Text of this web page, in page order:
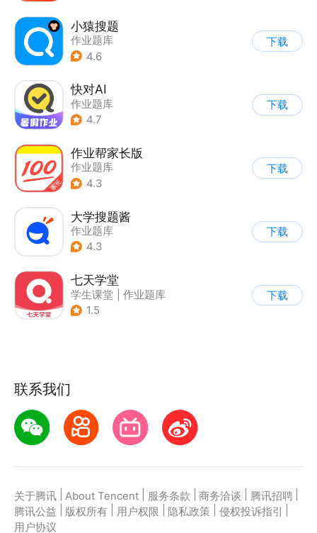
小猿搜题
作业题库
4.6
下载
快对AI
作业题库
4.7
下载
作业帮家长版
作业题库
4.3
下载
大学搜题酱
作业题库
4.3
下载
七天学堂
学生课堂
作业题库
1.5
下载
联系我们
关于腾讯 About Tencent 服务条款 商务洽谈 腾讯招聘
腾讯公益
版权所有 用户权限 隐私政策 侵权投诉指引
用户协议